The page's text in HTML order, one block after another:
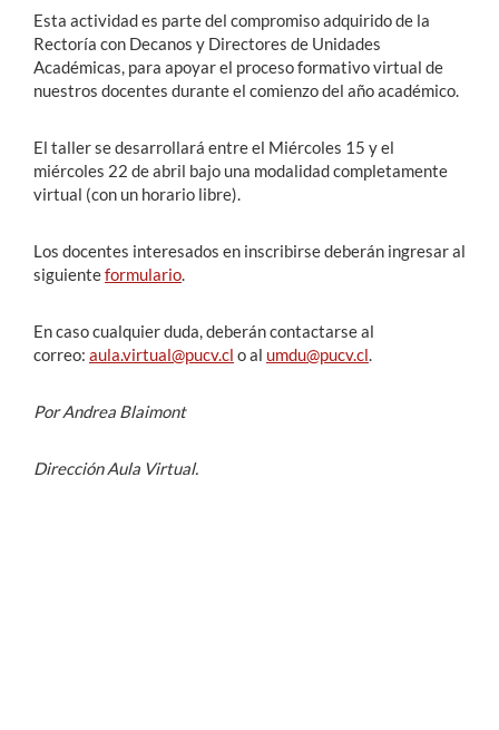
Esta actividad es parte del compromiso adquirido de la
Rectoría con Decanos y Directores de Unidades
Académicas, para apoyar el proceso formativo virtual de
nuestros docentes durante el comienzo del año académico.
El taller se desarrollará entre el Miércoles 15 y el
miércoles 22 de abril bajo una modalidad completamente
virtual (con un horario libre).
Los docentes interesados en inscribirse deberán ingresar al
siguienteformulario.
En caso cualquier duda, deberán contactarse al
correo: aula.virtual@pucv.cl o al umdu@pucv.cl.
Por Andrea Blaimont
Dirección Aula Virtual.